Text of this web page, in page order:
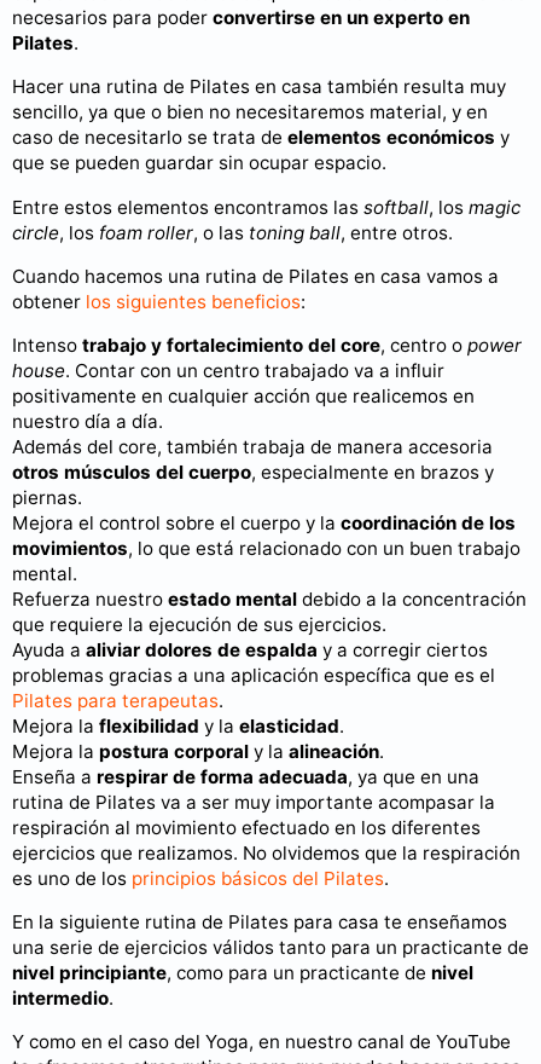
necesarios para poder convertirse en un experto en
Pilates.
Hacer una rutina de Pilates en casa también resulta muy
sencillo, ya que o bien no necesitaremos material, y en
caso de necesitarlo se trata de elementos económicos y
que se pueden guardar sin ocupar espacio.
Entre estos elementos encontramos las softball, los magic
circle, los foam roller, o las toning ball, entre otros.
Cuando hacemos una rutina de Pilates en casa vamos a
obtener los siguientes beneficios:
Intenso trabajo y fortalecimiento del core, centro o power
house. Contar con un centro trabajado va a influir
positivamente en cualquier acción que realicemos en
nuestro día a día.
Además del core, también trabaja de manera accesoria
otros músculos del cuerpo, especialmente en brazos y
piernas.
Mejora el control sobre el cuerpo y la coordinación de los
movimientos, lo que está relacionado con un buen trabajo
mental.
Refuerza nuestro estado mental debido a la concentración
que requiere la ejecución de sus ejercicios.
Ayuda a aliviar dolores de espalda y a corregir ciertos
problemas gracias a una aplicación específica que es el
Pilates para terapeutas.
Mejora la flexibilidad y la elasticidad.
Mejora la postura corporal y la alineación.
Enseña a respirar de forma adecuada, ya que en una
rutina de Pilates va a ser muy importante acompasar la
respiración al movimiento efectuado en los diferentes
ejercicios que realizamos. No olvidemos que la respiración
es uno de los principios básicos del Pilates.
En la siguiente rutina de Pilates para casa te enseñamos
una serie de ejercicios válidos tanto para un practicante de
nivel principiante, como para un practicante de nivel
intermedio.
Y como en el caso del Yoga, en nuestro canal de YouTube